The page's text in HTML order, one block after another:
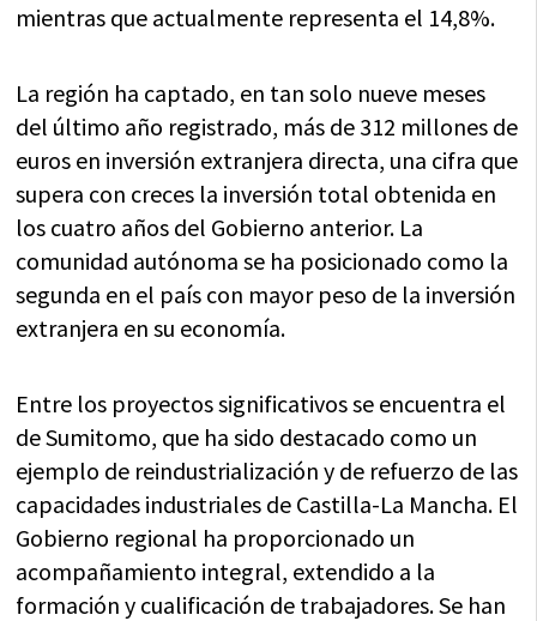
mientras que actualmente representa el 14,8%.
La región ha captado, en tan solo nueve meses
del último año registrado, más de 312 millones de
euros en inversión extranjera directa, una cifra que
supera con creces la inversión total obtenida en
los cuatro años del Gobierno anterior. La
comunidad autónoma se ha posicionado como la
segunda en el país con mayor peso de la inversión
extranjera en su economía.
Entre los proyectos significativos se encuentra el
de Sumitomo, que ha sido destacado como un
ejemplo de reindustrialización y de refuerzo de las
capacidades industriales de Castilla-La Mancha. El
Gobierno regional ha proporcionado un
acompañamiento integral, extendido a la
formación y cualificación de trabajadores. Se han